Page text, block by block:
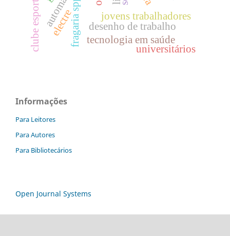
jovens trabalhadores
fragaria spp. desenho de trabalho
tecnologia em saúde
clube esportivo universitários
electre
Informações
Para Leitores
Para Autores
Para Bibliotecários
Open Journal Systems